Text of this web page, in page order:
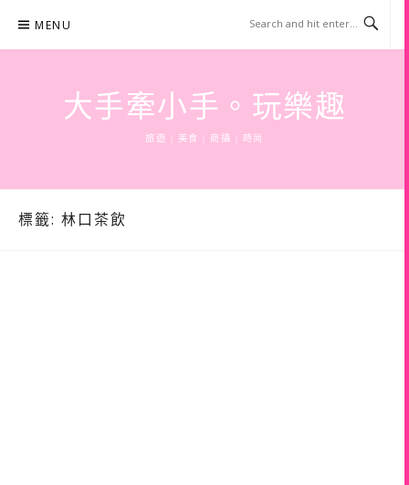
content
MENU
大手牽小手。玩樂趣
旅遊 | 美食 | 商攝 | 時尚
標籤: 林口茶飲